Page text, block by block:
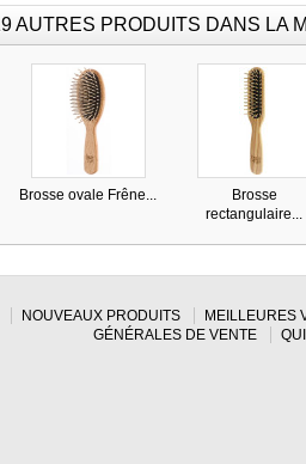
AUTRES PRODUITS DANS LA
Brosse ovale Frêne...
Brosse
rectangulaire...
NOUVEAUX PRODUITS MEILLEURES
GÉNÉRALES DE VENTE